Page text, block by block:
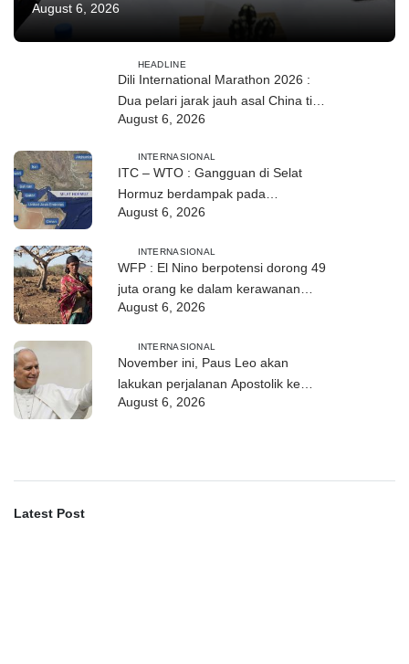
August 6, 2026
HEADLINE
Dili International Marathon 2026 :
Dua pelari jarak jauh asal China tiba
di Dili
August 6, 2026
INTERNASIONAL
ITC – WTO : Gangguan di Selat
Hormuz berdampak pada
perdagangan energi, pupuk, dan
August 6, 2026
INTERNASIONAL
WFP : El Nino berpotensi dorong 49
juta orang ke dalam kerawanan
pangan akut
August 6, 2026
INTERNASIONAL
November ini, Paus Leo akan
lakukan perjalanan Apostolik ke
Uruguay, Argentina, dan Peru
August 6, 2026
Latest Post